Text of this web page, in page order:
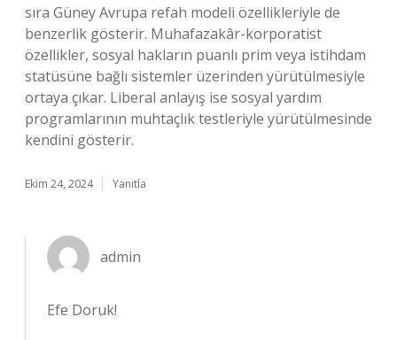
sıra Güney Avrupa refah modeli özellikleriyle de
benzerlik gösterir. Muhafazakâr-korporatist
özellikler, sosyal hakların puanlı prim veya istihdam
statüsüne bağlı sistemler üzerinden yürütülmesiyle
ortaya çıkar. Liberal anlayış ise sosyal yardım
programlarının muhtaçlık testleriyle yürütülmesinde
kendini gösterir.
Ekim 24, 2024 Yanıtla
admin
Efe Doruk!